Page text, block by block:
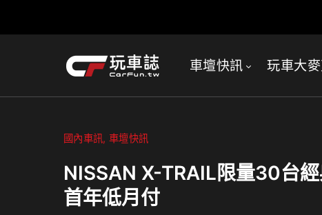
車壇快訊 玩車大
國內車訊 車壇快訊
NISSAN X-TRAIL限量30台
首年低月付